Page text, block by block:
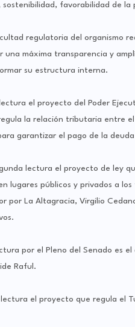
favorabilidad de la
regulatoria del organismo
máxima transparencia y
su estructura interna.
el proyecto del Poder
la relación tributaria entre
garantizar el pago de la
lectura el proyecto de ley
lugares públicos y privados a
por La Altagracia, Virgilio
por el Pleno del Senado es
Raful.
el proyecto que regula el